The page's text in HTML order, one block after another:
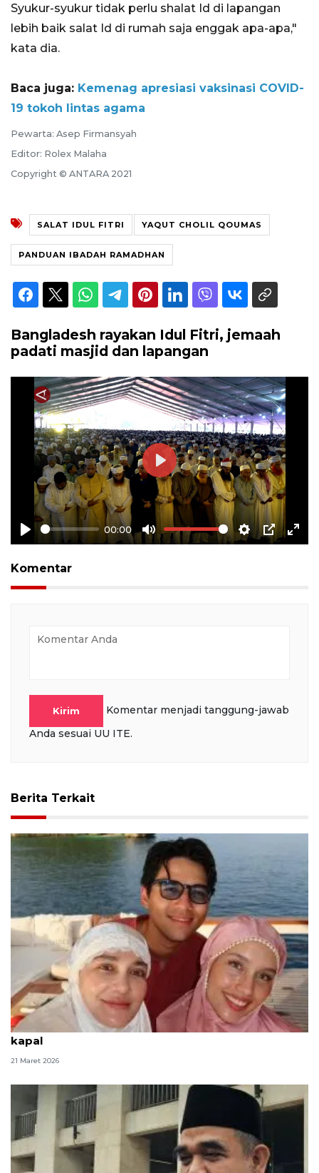
Syukur-syukur tidak perlu shalat Id di lapangan
lebih baik salat Id di rumah saja enggak apa-apa,"
kata dia.
Baca juga: Kemenag apresiasi vaksinasi COVID-
19 tokoh lintas agama
Pewarta: Asep Firmansyah
Editor: Rolex Malaha
Copyright © ANTARA 2021
SALAT IDUL FITRI YAQUT CHOLIL QOUMAS
PANDUAN IBADAH RAMADHAN
Bangladesh rayakan Idul Fitri, jemaah
padati masjid dan lapangan
Play
00:00
Mute Settings
PIP
Play
Komentar
Kirim
Komentar menjadi tanggung-jawab
Anda sesuai UU ITE.
Berita Terkait
Luna Maya, Maxime dan Cinta Laura salat Id di atas
kapal
21 Maret 2026